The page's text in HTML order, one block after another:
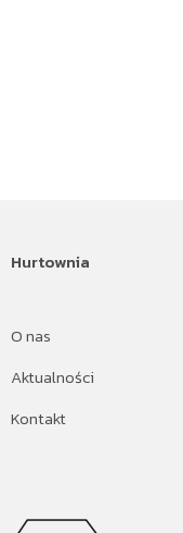
Hurtownia
O nas
Aktualności
Kontakt